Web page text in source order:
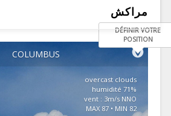
مراكش
COLUMBUS
DÉFINIR VOTRE
POSITION
overcast clouds
71% humidité
vent : 3m/s NNO
MAX 87 • MIN 82